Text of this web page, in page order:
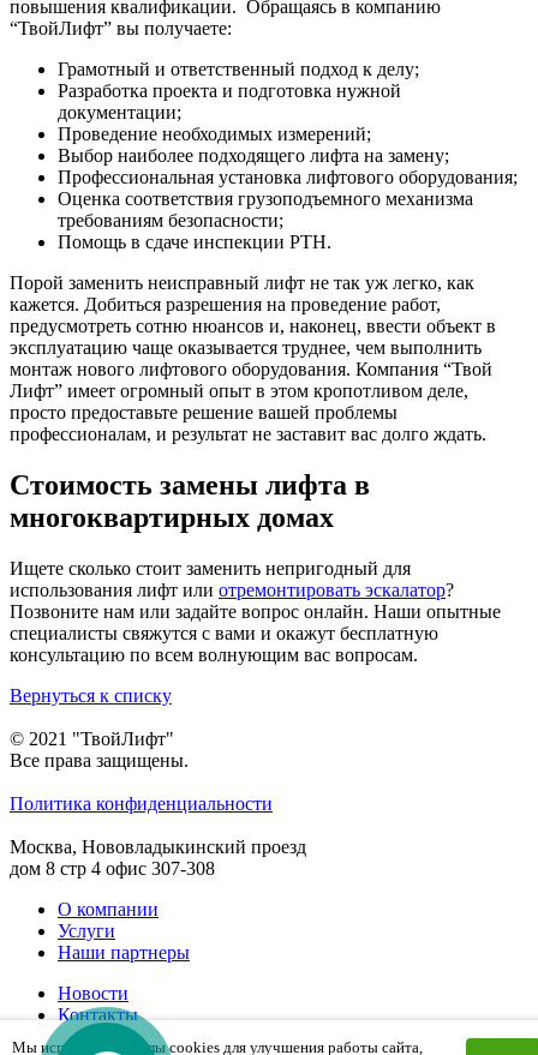
повышения квалификации. Обращаясь в компанию
“ТвойЛифт” вы получаете:
Грамотный и ответственный подход к делу;
Разработка проекта и подготовка нужной
документации;
Проведение необходимых измерений;
Выбор наиболее подходящего лифта на замену;
Профессиональная установка лифтового оборудования;
Оценка соответствия грузоподъемного механизма
требованиям безопасности;
Помощь в сдаче инспекции РТН.
Порой заменить неисправный лифт не так уж легко, как
кажется. Добиться разрешения на проведение работ,
предусмотреть сотню нюансов и, наконец, ввести объект в
эксплуатацию чаще оказывается труднее, чем выполнить
монтаж нового лифтового оборудования. Компания “Твой
Лифт” имеет огромный опыт в этом кропотливом деле,
просто предоставьте решение вашей проблемы
профессионалам, и результат не заставит вас долго ждать.
Стоимость замены лифта в
многоквартирных домах
Ищете сколько стоит заменить непригодный для
использования лифт или отремонтировать эскалатор?
Позвоните нам или задайте вопрос онлайн. Наши опытные
специалисты свяжутся с вами и окажут бесплатную
консультацию по всем волнующим вас вопросам.
Вернуться к списку
© 2021 "ТвойЛифт"
Все права защищены.
Политика конфиденциальности
Москва, Нововладыкинский проезд
дом 8 стр 4 офис 307-308
О компании
Услуги
Наши партнеры
Новости
Контакты
Мы используем файлы cookies для улучшения работы сайта,